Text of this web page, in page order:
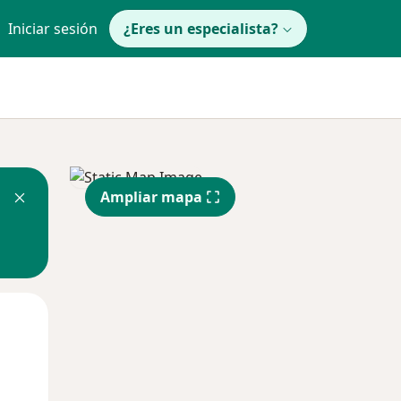
Iniciar sesión ¿Eres un especialista?
Ampliar mapa